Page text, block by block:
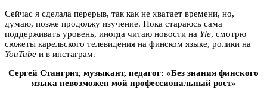
Сейчас я сделала перерыв, так как не хватает времени, но,
думаю, позже продолжу изучение. Пока стараюсь сама
поддерживать уровень, иногда читаю новости на Yle, смотрю
сюжеты карельского телевидения на финском языке, ролики на
YouTube и в инстаграм.
Сергей Стангрит, музыкант, педагог: «Без знания финского
языка невозможен мой профессиональный рост»